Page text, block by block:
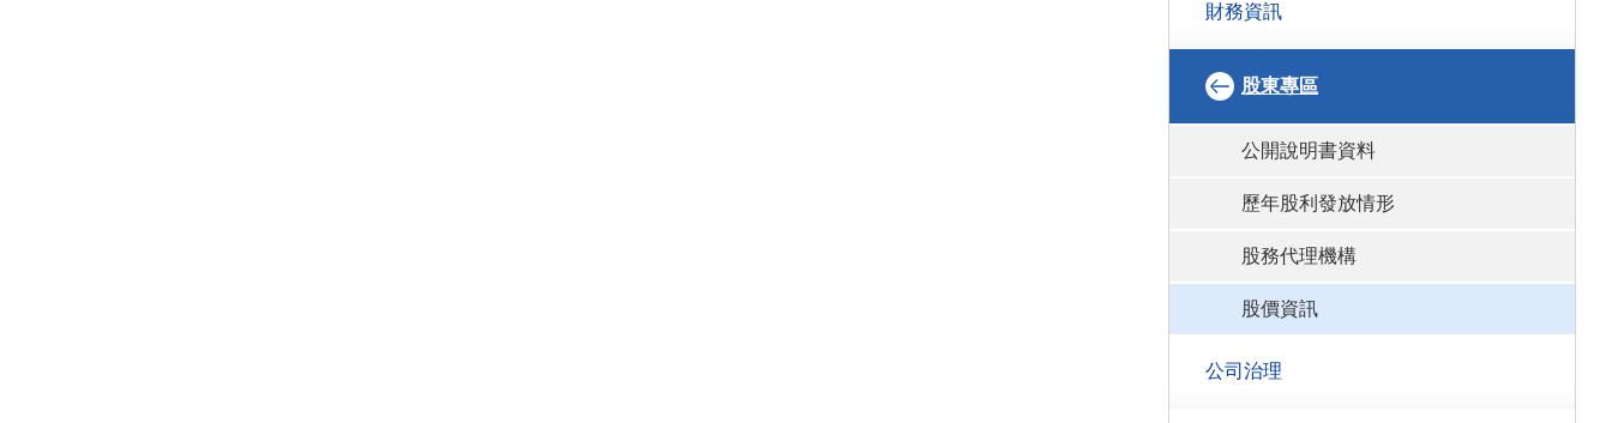
財務資訊
股東專區
公開說明書資料
歷年股利發放情形
股務代理機構
股價資訊
公司治理